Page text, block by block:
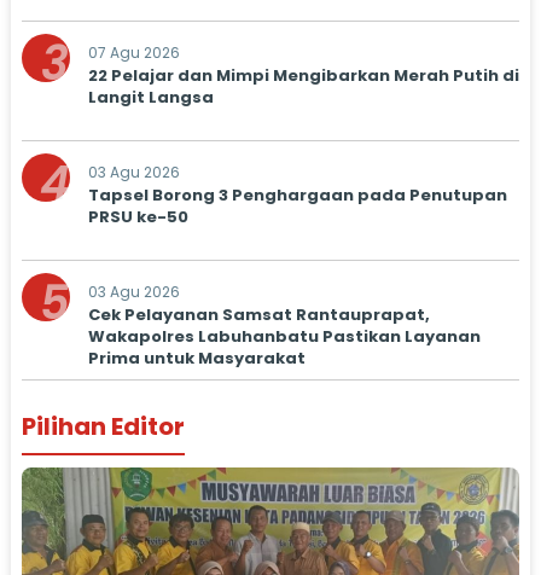
3 07 Agu 2026
22 Pelajar dan Mimpi Mengibarkan Merah Putih di
Langit Langsa
4 03 Agu 2026
Tapsel Borong 3 Penghargaan pada Penutupan
PRSU ke-50
5 03 Agu 2026
Cek Pelayanan Samsat Rantauprapat,
Wakapolres Labuhanbatu Pastikan Layanan
Prima untuk Masyarakat
Pilihan Editor